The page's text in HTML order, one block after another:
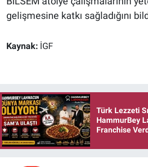
gelişmesine katkı sağladığını
Kaynak: İGF
Türk Lezzeti
HammurBey
Franchise